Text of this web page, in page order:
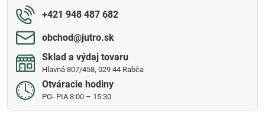
+421 948 487 682
obchod​@jutro​.sk
Sklad a výdaj tovaru
Hlavná 807/458, 029 44 Rabča
Otváracie hodiny
PO- PIA 8:00 – 15:30